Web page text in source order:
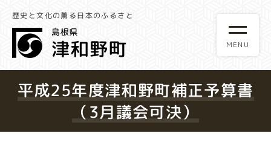
歴史と文化の薫る日本のふるさと
平成25年度津和野町補正予算書
（3月議会可決）